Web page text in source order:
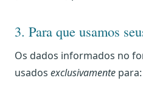
3. Para que usamos
Os dados informados no
usados exclusivamente para: